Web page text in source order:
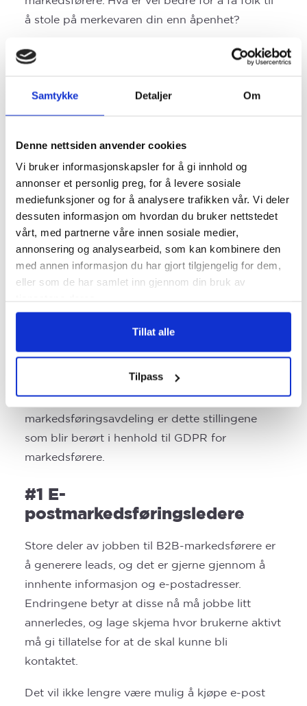
Samtykke Detaljer Om
Denne nettsiden anvender cookies
Vi bruker informasjonskapsler for å gi innhold og
annonser et personlig preg, for å levere sosiale
mediefunksjoner og for å analysere trafikken vår. Vi deler
dessuten informasjon om hvordan du bruker nettstedet
vårt, med partnerne våre innen sosiale medier,
annonsering og analysearbeid, som kan kombinere den
med annen informasjon du har gjort tilgjengelig for dem,
eller som de har samlet inn gjennom din bruk av
Tillat alle
Tilpass
å stole på merkevaren din enn åpenhet?
Det er noe vi har sett i kjølvannet av #metoo-
partier. De partiene som ikke har vist åpenhet i
viser åpenhet.
GDPR gir oss en fantastisk mulighet til å vise
vår åpenhet og bygge tillit. La brukerne enkelt
finne frem til den informasjon vi har samlet og
gi dem mulighet til å endre den eller slette den.
Hvem i
blir påvirket mest av
GDPR?
Har din bedrift kunder? Er svaret ditt ja, så vil
alle i bedriften påvirkes av GDPR. Har du en
markedsføringsavdeling er dette stillingene
som blir berørt i henhold til GDPR for
markedsførere.
#1 E-
postmarkedsføringsledere
Store deler av jobben til B2B-markedsførere er
å generere leads, og det er gjerne gjennom å
innhente informasjon og e-postadresser.
Endringene betyr at disse nå må jobbe litt
annerledes, og lage skjema hvor brukerne aktivt
må gi tillatelse for at de skal kunne bli
kontaktet.
Det vil ikke lengre være mulig å kjøpe e-post